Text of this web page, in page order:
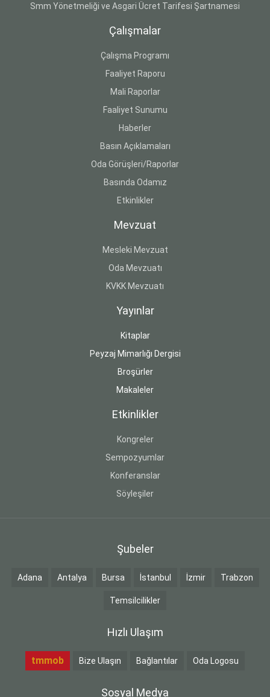
Smm Yönetmeliği ve Asgari Ücret Tarifesi Şartnamesi
Çalışmalar
Çalışma Programı
Faaliyet Raporu
Mali Raporlar
Faaliyet Sunumu
Haberler
Basın Açıklamaları
Oda Görüşleri/Raporlar
Basında Odamız
Etkinlikler
Mevzuat
Mesleki Mevzuat
Oda Mevzuatı
KVKK Mevzuatı
Yayınlar
Kitaplar
Peyzaj Mimarlığı Dergisi
Broşürler
Makaleler
Etkinlikler
Kongreler
Sempozyumlar
Konferanslar
Söyleşiler
Şubeler
Adana Antalya Bursa İstanbul İzmir Trabzon
Temsilcilikler
Hızlı Ulaşım
tmmob Bize Ulaşın Bağlantılar Oda Logosu
Sosyal Medya